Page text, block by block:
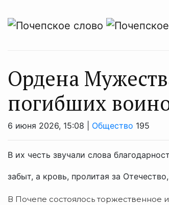
Ордена
погибших
6 июня 2026, 15:08 | Общество 195
В их честь звучали слова
забыт, а кровь, пролитая за
В Почепе состоялось торжественное